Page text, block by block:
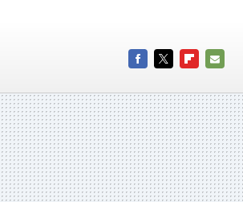
MAIL